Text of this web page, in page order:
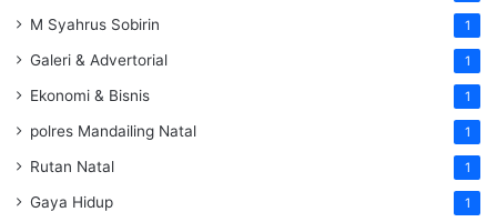
M Syahrus Sobirin 1
Galeri & Advertorial 1
Ekonomi & Bisnis 1
polres Mandailing Natal 1
Rutan Natal 1
Gaya Hidup 1